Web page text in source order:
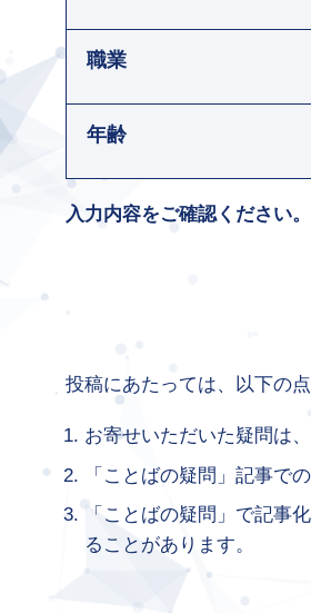
職業
年齢
入力内容をご確認ください
投稿にあたっては、以下の
お寄せいただいた疑問は
「ことばの疑問」記事で
「ことばの疑問」で記事
ることがあります。